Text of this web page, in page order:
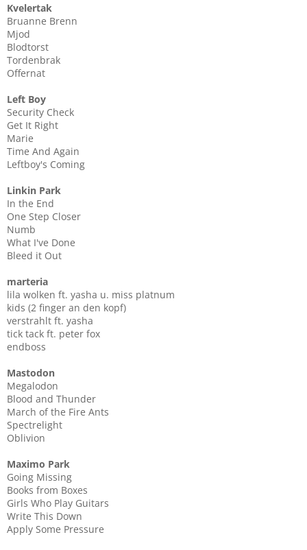
Kvelertak
Bruanne Brenn
Mjod
Blodtorst
Tordenbrak
Offernat
Left Boy
Security Check
Get It Right
Marie
Time And Again
Leftboy's Coming
Linkin Park
In the End
One Step Closer
Numb
What I've Done
Bleed it Out
marteria
lila wolken ft. yasha u. miss platnum
kids (2 finger an den kopf)
verstrahlt ft. yasha
tick tack ft. peter fox
endboss
Mastodon
Megalodon
Blood and Thunder
March of the Fire Ants
Spectrelight
Oblivion
Maximo Park
Going Missing
Books from Boxes
Girls Who Play Guitars
Write This Down
Apply Some Pressure